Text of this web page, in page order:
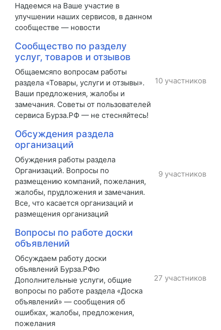
Надеемся на Ваше участие в
улучшении наших сервисов, в данном
сообществе — новости
Сообщество по разделу
услуг, товаров и отзывов
Общаемсяпо вопросам работы
раздела «Товары, услуги и отзывы».
Ваши предложения, жалобы и
замечания. Советы от пользователей
сервиса Бурза.РФ — не стесняйтесь!
10 участников
Обсуждения раздела
организаций
Обуждения работы раздела
Организаций. Вопросы по
размещению компаний, пожелания,
жалобы, прудложения и замечания.
Все, что касается организаций и
размещения организаций
9 участников
Вопросы по работе доски
объявлений
Обсуждаем работу доски
объявлений Бурза.РФю
Дополнительные услуги, общие
вопросы по работе раздела «Доска
объявлений» — сообщения об
ошибках, жалобы, предложения,
пожелания
27 участников